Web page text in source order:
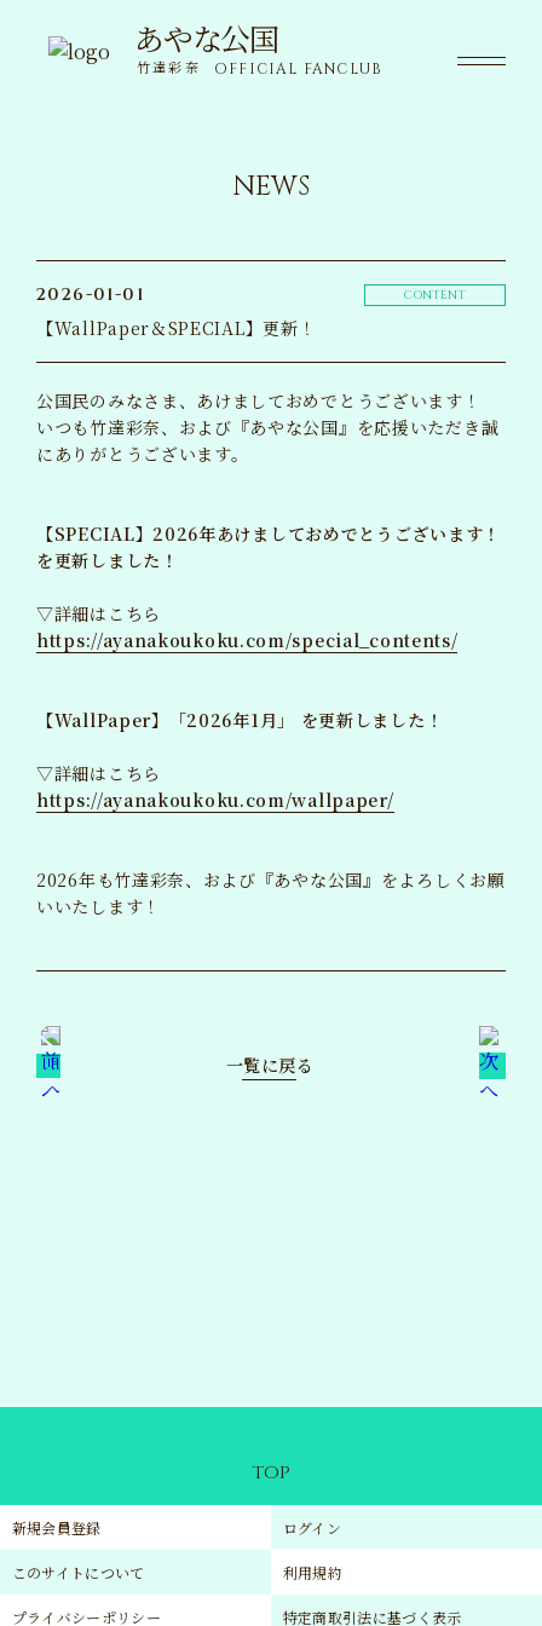
あやな公国
竹達彩奈 OFFICIAL FANCLUB
あやな公国
竹達彩奈 OFFICIAL FANCLUB
SPECIAL
MOVIE 動画
VOICE ボイス
BLOG
MAIL MAGAZINE
TICKET
GOODS グッズ
NEWS
2026-01-01 CONTENT
【WallPaper＆SPECIAL】更新！
公国民のみなさま、あけましておめでとうございます！
いつも竹達彩奈、および『あやな公国』を応援いただき誠
にありがとうございます。
【SPECIAL】2026年あけましておめでとうございます！
を更新しました！
▽詳細はこちら
https://ayanakoukoku.com/special_contents/
【WallPaper】「2026年1月」 を更新しました！
▽詳細はこちら
https://ayanakoukoku.com/wallpaper/
2026年も竹達彩奈、および『あやな公国』をよろしくお願
いいたします！
一覧に戻る
TOP
新規会員登録 ログイン
このサイトについて 利用規約
プライバシーポリシー 特定商取引法に基づく表示